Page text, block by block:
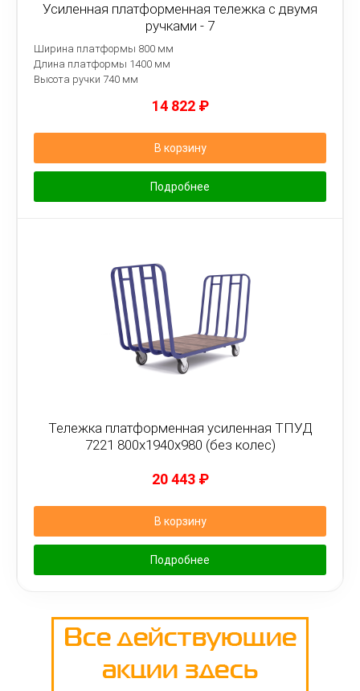
Усиленная платформенная тележка с двумя
ручками - 7
Ширина платформы 800 мм
Длина платформы 1400 мм
Высота ручки 740 мм
14 822 ₽
В корзину
Подробнее
Тележка платформенная усиленная ТПУД
7221 800х1940х980 (без колес)
20 443 ₽
В корзину
Подробнее